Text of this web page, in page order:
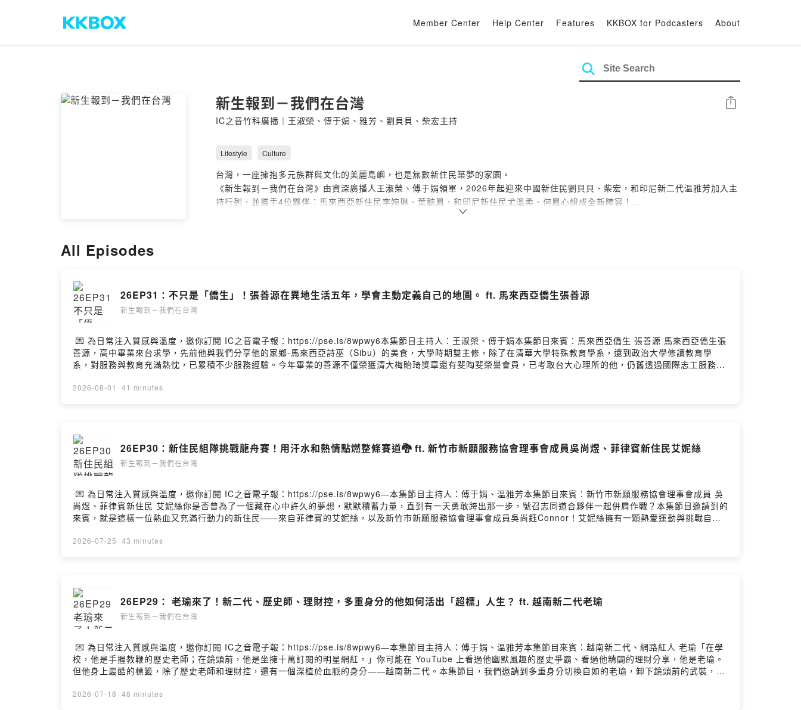
Member Center Help Center Features KKBOX for Podcasters About
新生報到－我們在台灣
IC之音竹科廣播｜王淑榮、傅于娟、雅芳、劉貝貝、柴宏主持
Share
Lifestyle Culture
台灣，一座擁抱多元族群與文化的美麗島嶼，也是無數新住民築夢的家園。
《新生報到－我們在台灣》由資深廣播人王淑榮、傅于娟領軍，2026年起迎來中國新住民劉貝貝、柴宏，和印尼新二代温雅芳加入主
持行列，並攜手4位夥伴：馬來西亞新住民李婉琳、葉懿鳳，和印尼新住民尤溫柔、何鳳心組成全新陣容！
節目持續深耕新住民議題，邀訪各領域的新住民及其子女、相關專家學者與民間團體，透過深度訪談與真實故事分享，帶領聽眾探索
All Episodes
26EP31：不只是「僑生」！張善源在異地生活五年，學會主動定義自己的地圖。 ft. 馬來西亞僑生張善源
新生報到－我們在台灣
💌 為日常注入質感與溫度，邀你訂閱 IC之音電子報：https://pse.is/8wpwy6本集節目主持人：王淑榮、傅于娟本集節目來賓：馬來西亞僑生 張善源 馬來西亞僑生張
善源，高中畢業來台求學，先前他與我們分享他的家鄉-馬來西亞詩巫（Sibu）的美食，大學時期雙主修，除了在清華大學特殊教育學系，還到政治大學修讀教育學
系，對服務與教育充滿熱忱，已累積不少服務經驗。今年畢業的善源不僅榮獲清大梅貽琦獎章還有斐陶斐榮譽會員，已考取台大心理所的他，仍舊透過國際志工服務付
又一次的志工服務經驗，他學習「擁抱」的心態，傾聽、了解並肯定不同的價值觀，勇於嘗試、不怕失敗，用行動將0變為1。【從特教到心理，把 0 變成 1 的擁抱哲
與傾聽」，去肯定不同的價值觀。不怕失敗、勇於嘗試，他用行動將 0 變成 1。這週的節目，我們邀請到善源，聽他聊聊這 5 年驚豔的台灣求學記，以及他眼中那份
充滿溫度的教育微光。上圖為善源去蘭嶼擔任志工時，捕魚的叔叔給他體驗魚的重量。上圖為善源去印尼教導孩子們，印尼流行曲結合華人新年文化舞蹈。—與我們分
享你的心得 ➡️ https://www.surveycake.com/s/7qxgB ⬅️ 還有機會抽到小禮物唷🎁也別忘了按讚《新生報到-我們在台灣》臉書粉專，聽見更多精彩故事👏💌在地人
物與文化交融的動人故事，都在 IC之音電子報：https://pse.is/newcomedm—企劃 | 傅于娟腳本 | 傅于娟錄音 | 王淑榮剪輯 | 傅于娟
2026-08-01 · 41 minutes
26EP30：新住民組隊挑戰龍舟賽！用汗水和熱情點燃整條賽道🐉 ft. 新竹市新願服務協會理事會成員吳尚煜、菲律賓新住民艾妮絲
新生報到－我們在台灣
💌 為日常注入質感與溫度，邀你訂閱 IC之音電子報：https://pse.is/8wpwy6—本集節目主持人：傅于娟、温雅芳本集節目來賓：新竹市新願服務協會理事會成員 吳
尚煜、菲律賓新住民 艾妮絲你是否曾為了一個藏在心中許久的夢想，默默積蓄力量，直到有一天勇敢跨出那一步，號召志同道合夥伴一起併肩作戰？本集節目邀請到的
來賓，就是這樣一位熱血又充滿行動力的新住民——來自菲律賓的艾妮絲，以及新竹市新願服務協會理事會成員吳尚鈺Connor！艾妮絲擁有一顆熱愛運動與挑戰自我
終於在新竹市新願服務協會的全力支持與尚鈺的溫柔貼心協助下，號召了來自菲律賓、印尼與臺灣三地的夥伴，克服了語言溝通、時間協調與繁複的報名手續，正式成
https://www.surveycake.com/s/7qxgB ⬅️ 還有機會抽到小禮物唷🎁也別忘了按讚《新生報到-我們在台灣》臉書粉專，聽見更多精彩故事👏💌在地人物與文化交融的
動人故事，都在 IC之音電子報：https://pse.is/newcomedm—企劃 | 温雅芳腳本 | 温雅芳錄音 | 温雅芳剪輯 | 温雅芳
2026-07-25 · 43 minutes
26EP29： 老瑜來了！新二代、歷史師、理財控，多重身分的他如何活出「超標」人生？ ft. 越南新二代老瑜
新生報到－我們在台灣
💌 為日常注入質感與溫度，邀你訂閱 IC之音電子報：https://pse.is/8wpwy6—本集節目主持人：傅于娟、温雅芳本集節目來賓：越南新二代、網路紅人 老瑜「在學
校，他是手握教鞭的歷史老師；在鏡頭前，他是坐擁十萬訂閱的明星網紅。」你可能在 YouTube 上看過他幽默風趣的歷史爭霸、看過他精闢的理財分享，他是老瑜。
但他身上最酷的標籤，除了歷史老師和理財控，還有一個深植於血脈的身分——越南新二代。本集節目，我們邀請到多重身分切換自如的老瑜，卸下鏡頭前的武裝，和
是……？這份肯定對他的家族而言，有著什麼樣特別的意義？🏫 講台 vs. 鏡頭的極端切換：白天需要「專業與引導」，晚上需要「娛樂與共鳴」，學生抓包他是大網
2026-07-18 · 48 minutes